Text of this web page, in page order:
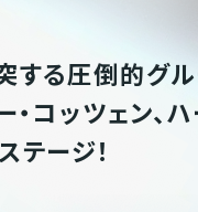
る圧倒的グル
・コッツェン、
テージ！